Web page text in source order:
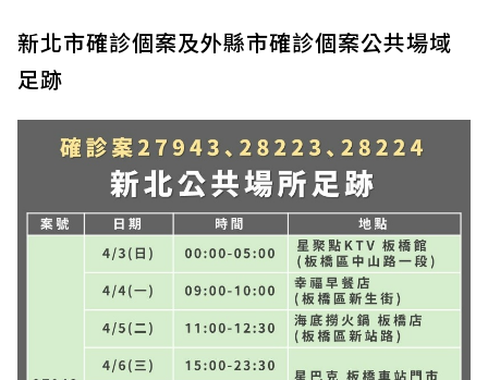
新北市確診個案及外縣市確診個案公共場域
足跡